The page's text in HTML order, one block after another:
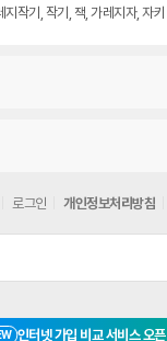
인터넷 가입 비교 서비스 오픈
작기, 작기, 잭, 가레지자, 자키
로그인 개인정보처리방침